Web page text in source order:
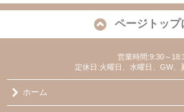
ページトップ
営業時間:9:30～
定休日:火曜日、水曜日、GW、
ホーム